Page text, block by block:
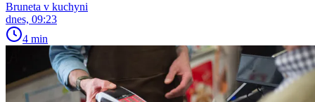
Bruneta v kuchyni
dnes, 09:23
4 min